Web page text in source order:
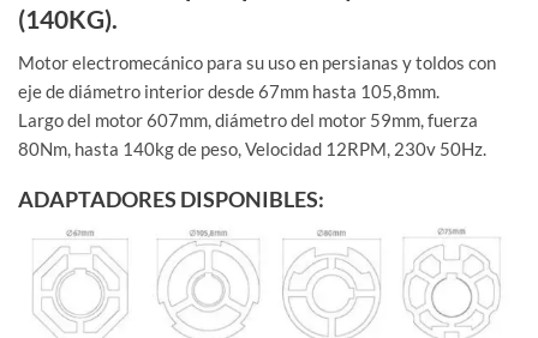
(140KG).
Motor electromecánico para su uso en persianas y toldos con
eje de diámetro interior desde 67mm hasta 105,8mm.
Largo del motor 607mm, diámetro del motor 59mm, fuerza
80Nm, hasta 140kg de peso, Velocidad 12RPM, 230v 50Hz.
ADAPTADORES DISPONIBLES: